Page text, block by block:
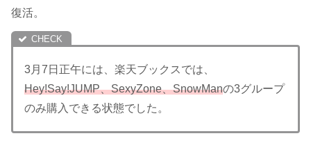
復活。
3月7日正午には、楽天ブックスでは、
Hey!Say!JUMP、SexyZone、SnowManの3グループ
のみ購入できる状態でした。